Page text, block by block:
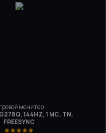
монитор
144HZ, 1 МС, TN,
FREESYNC